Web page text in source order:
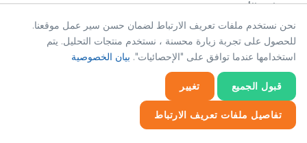
عمان - الأردن
TM Golang Developer
POS android Sr. Developer
عمان - الأردن
نحن نستخدم ملفات تعريف الارتباط لضمان حسن سير عمل موقعنا.
للحصول على تجربة زيارة محسنة ، نستخدم منتجات التحليل. يتم
استخدامها عندما توافق على "الإحصائيات". بيان الخصوصية
قبول الجميع تغيير
تفاصيل ملفات تعريف الارتباط